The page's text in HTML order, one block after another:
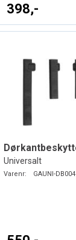
398,-
Universalt
Varenr: GAUNI-DB004